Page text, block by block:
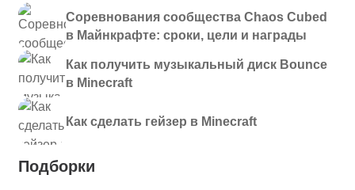
Соревнования сообщества Chaos Cubed
в Майнкрафте: сроки, цели и награды
Как получить музыкальный диск Bounce
в Minecraft
Как сделать гейзер в Minecraft
Подборки